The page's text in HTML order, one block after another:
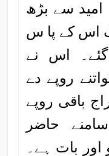
امید سے بڑھ
اس کے پا س
اس نے
روپے دے
باقی روپے
حاضر
اور بات ہے۔